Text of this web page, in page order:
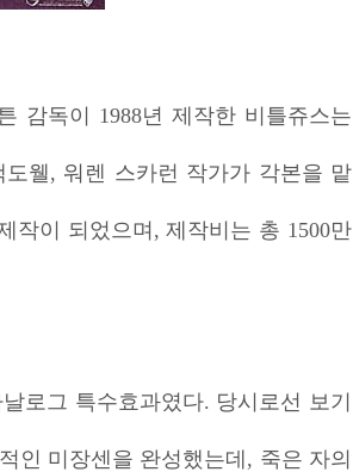
감독이 1988년 제작한 비틀쥬스는
웰, 워렌 스카런 작가가 각본을 맡
작이 되었으며, 제작비는 총 1500만
날로그 특수효과였다. 당시로선 보기
인 미장센을 완성했는데, 죽은 자의